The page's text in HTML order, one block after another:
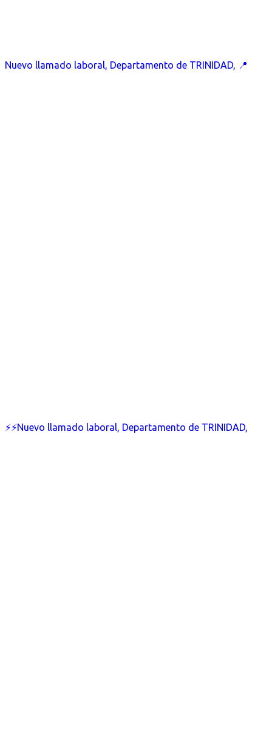
Nuevo llamado laboral, Departamento de TRINIDAD, 📍
⚡⚡Nuevo llamado laboral, Departamento de TRINIDAD,